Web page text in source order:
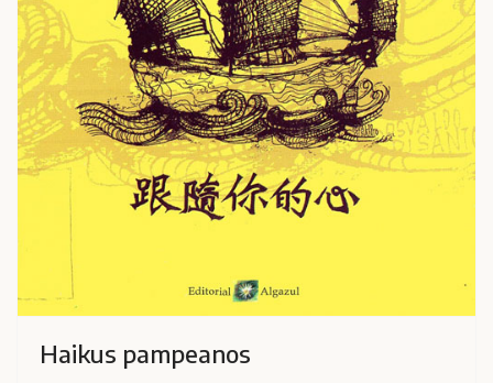
Haikus pampeanos